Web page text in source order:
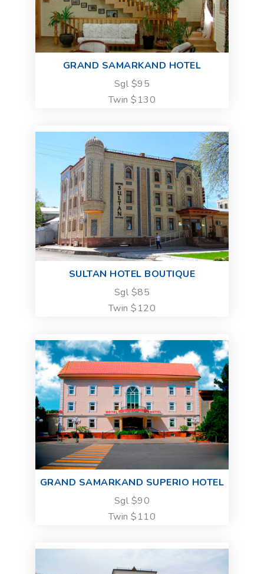
GRAND SAMARKAND HOTEL
Sgl $95
Twin $130
SULTAN HOTEL BOUTIQUE
Sgl $85
Twin $120
GRAND SAMARKAND SUPERIO HOTEL
Sgl $90
Twin $110